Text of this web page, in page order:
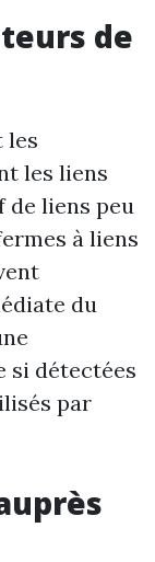
de
les
les liens
de liens peu
à liens
du
si détectées
par